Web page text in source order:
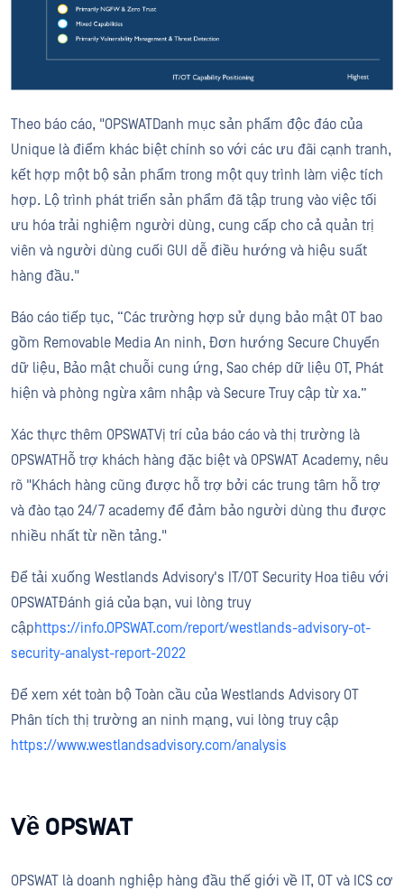
Theo báo cáo, "OPSWATDanh mục sản phẩm độc đáo của
Unique là điểm khác biệt chính so với các ưu đãi cạnh tranh,
kết hợp một bộ sản phẩm trong một quy trình làm việc tích
hợp. Lộ trình phát triển sản phẩm đã tập trung vào việc tối
ưu hóa trải nghiệm người dùng, cung cấp cho cả quản trị
viên và người dùng cuối GUI dễ điều hướng và hiệu suất
hàng đầu."
Báo cáo tiếp tục, “Các trường hợp sử dụng bảo mật OT bao
gồm Removable Media An ninh, Đơn hướng Secure Chuyển
dữ liệu, Bảo mật chuỗi cung ứng, Sao chép dữ liệu OT, Phát
hiện và phòng ngừa xâm nhập và Secure Truy cập từ xa.”
Xác thực thêm OPSWATVị trí của báo cáo và thị trường là
OPSWATHỗ trợ khách hàng đặc biệt và OPSWAT Academy, nêu
rõ "Khách hàng cũng được hỗ trợ bởi các trung tâm hỗ trợ
và đào tạo 24/7 academy để đảm bảo người dùng thu được
nhiều nhất từ nền tảng."
Để tải xuống Westlands Advisory's IT/OT Security Hoa tiêu với
OPSWATĐánh giá của bạn, vui lòng truy
cậphttps://info.OPSWAT.com/report/westlands-advisory-ot-
security-analyst-report-2022
Để xem xét toàn bộ Toàn cầu của Westlands Advisory OT
Phân tích thị trường an ninh mạng, vui lòng truy cập
https://www.westlandsadvisory.com/analysis
Về OPSWAT
OPSWAT là doanh nghiệp hàng đầu thế giới về IT, OT và ICS cơ